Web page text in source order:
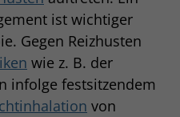
ist wichtiger
Gegen Reizhusten
wie z. B. der
infolge festsitzendem
von